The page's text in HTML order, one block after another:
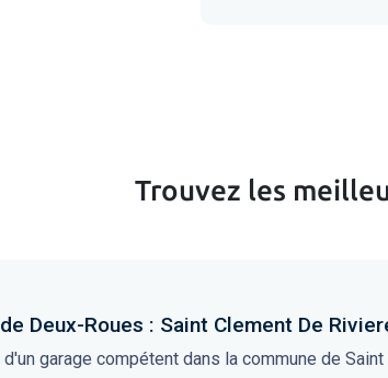
Trouvez les
Deux-Roues : Saint Clement De
garage compétent dans la commune de